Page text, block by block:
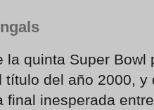
la quinta Super Bowl
título del año 2000, y
final inesperada